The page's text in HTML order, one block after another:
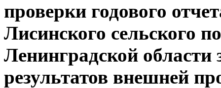
проверки годового
Лисинского сельского
Ленинградской области
результатов внешней